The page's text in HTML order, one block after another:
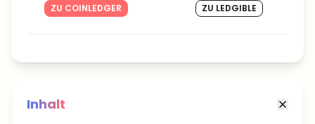
ZU COINLEDGER ZU LEDGIBLE
Inhalt